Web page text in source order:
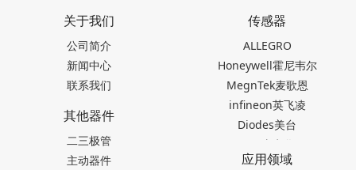
关于我们
公司简介
新闻中心
联系我们
传感器
ALLEGRO
Honeywell霍尼韦尔
MegnTek麦歌恩
infineon英飞凌
Diodes美台
TDK东电化
SEIKO精工
其他器件
二三极管
主动器件
应用领域